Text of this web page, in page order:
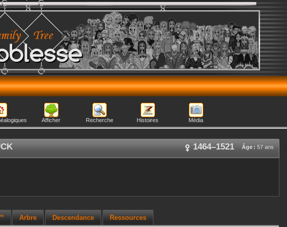
Afficher Recherche Histoires Média
Âge : 57 ans
1464–1521
Arbre Descendance Ressources